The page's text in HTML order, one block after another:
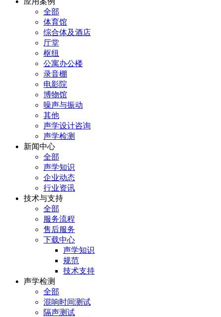
全部
体育馆
综合体及酒店
厅堂
枢纽
公寓办公楼
录音棚
电影院
博物馆
噪声与振动
其他
声学设计咨询
声学检测
新闻中心
全部
声学知识
企业动态
行业资讯
技术与支持
全部
服务流程
售后服务
下载中心
声学知识
规范
技术支持
声学检测
全部
混响时间测试
隔声测试